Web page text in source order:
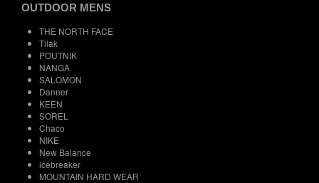
OUTDOOR MENS
THE NORTH FACE
Tilak
POUTNIK
NANGA
SALOMON
Danner
KEEN
SOREL
Chaco
NIKE
New Balance
icebreaker
MOUNTAIN HARD WEAR